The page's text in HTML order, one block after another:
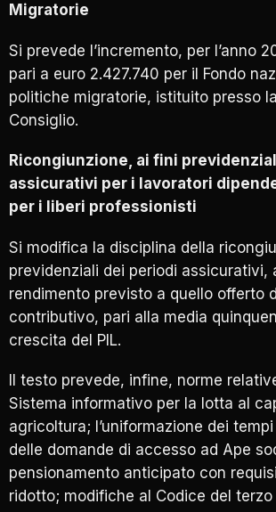
Migratorie
Si prevede l’incremento, per l’anno
pari a euro 2.427.740 per il Fondo
politiche migratorie, istituito presso
Consiglio.
Ricongiunzione, ai fini
assicurativi per i lavoratori
per i liberi professionisti
Si modifica la disciplina della
previdenziali dei periodi assicurativi,
rendimento previsto a quello offerto
contributivo, pari alla media
crescita del PIL.
Il testo prevede, infine, norme
Sistema informativo per la lotta al
agricoltura; l’uniformazione dei
delle domande di accesso ad Ape
pensionamento anticipato con
ridotto; modifiche al Codice del